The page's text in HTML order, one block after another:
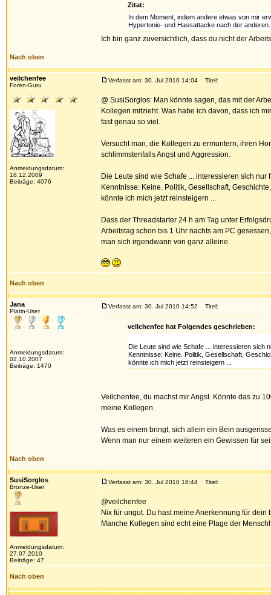
Zitat:
In dem Moment, indem andere etwas von mir
Hypertonie- und Hassattacke nach der anderen.
Ich bin ganz zuversichtlich, dass du nicht der
Nach oben
veilchenfee
Foren-Guru
Anmeldungsdatum:
18.12.2009
Beiträge: 4076
Verfasst am: 30. Jul 2010 14:04 Titel:
@ SusiSorglos: Man könnte sagen, das mit der
Kollegen mitzieht. Was habe ich davon, dass ich
fast genau so viel.
Versucht man, die Kollegen zu ermuntern, ihren
schlimmstenfalls Angst und Aggression.
Die Leute sind wie Schafe ... interessieren sich
Kenntnisse: Keine. Politik, Gesellschaft,
könnte ich mich jetzt reinsteigern ...
Dass der Threadstarter 24 h am Tag unter
Arbeitstag schon bis 1 Uhr nachts am PC
man sich irgendwann von ganz alleine.
Nach oben
Jana
Platin-User
Anmeldungsdatum:
02.10.2007
Beiträge: 1470
Verfasst am: 30. Jul 2010 14:52 Titel:
veilchenfee hat Folgendes geschrieben:
Die Leute sind wie Schafe ... interessieren sich
Kenntnisse: Keine. Politik, Gesellschaft,
könnte ich mich jetzt reinsteigern ...
Veilchenfee, du machst mir Angst. Könnte das zu
meine Kollegen.
Was es einem bringt, sich allein ein Bein
Wenn man nur einem weiteren ein Gewissen für
Nach oben
SusiSorglos
Bronze-User
Anmeldungsdatum:
27.07.2010
Beiträge: 47
Verfasst am: 30. Jul 2010 18:44 Titel:
@veilchenfee
Nix für ungut. Du hast meine Anerkennung für dein
Manche Kollegen sind echt eine Plage der
Nach oben